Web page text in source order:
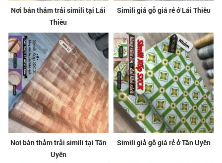
Nơi bán thảm trải simili tại Lái
Thiêu
Simili giả gỗ giá rẻ ở Lái Thiêu
Nơi bán thảm trải simili tại Tân
Uyên
Simili giả gỗ giá rẻ ở Tân Uyên